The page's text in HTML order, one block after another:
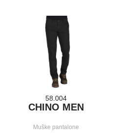
58.004
CHINO MEN
Muške pantalone